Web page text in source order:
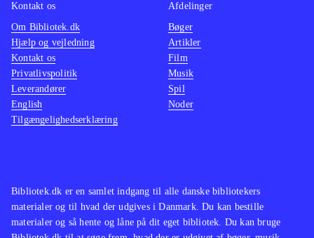
Bibliotek.dk er en samlet indgang til alle danske bibliotekers
materialer og til hvad der udgives i Danmark. Du kan bestille
materialer og så hente og låne på dit eget bibliotek. Du kan bruge
Kontakt os
Om Bibliotek.dk
Hjælp og vejledning
Kontakt os
Privatlivspolitik
Leverandører
English
Tilgængelighedserklæring
Afdelinger
Bøger
Artikler
Film
Musik
Spil
Noder